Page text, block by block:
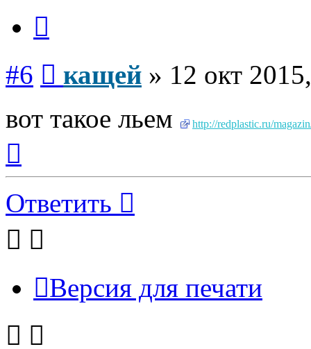
#6 кащей » 12 окт
вот такое льем
http://redplastic.ru/
началу
Ответить
Версия для печати